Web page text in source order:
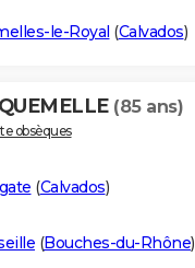
le-Royal (Calvados)
(85 ans)
obsèques
(Calvados)
(Bouches-du-Rhône)